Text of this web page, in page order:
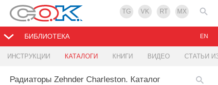
TG VK RT MX
БИБЛИОТЕКА
ИНСТРУКЦИИ КАТАЛОГИ КНИГИ ВИДЕО СТАТЬИ
EN
Радиаторы Zehnder Charleston. Каталог